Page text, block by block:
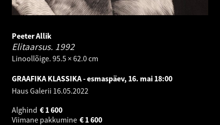
Peeter Allik
Elitaarsus. 1992
Linoollõige. 95.5 × 62.0 cm
GRAAFIKA KLASSIKA - esmaspäev, 16. mai 18:00
Haus Galerii 16.05.2022
Alghind
1 600
€
Viimane pakkumine
1 600
€